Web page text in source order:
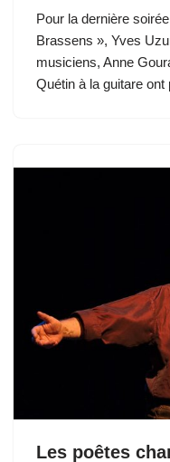
Pour la dernière
Brassens », Yves
musiciens, Anne
Quétin à la guitare
Les poêtes